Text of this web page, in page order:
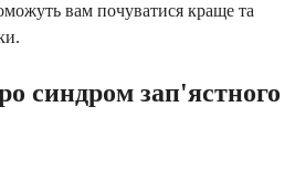
вам почуватися краще та
синдром зап'ястного